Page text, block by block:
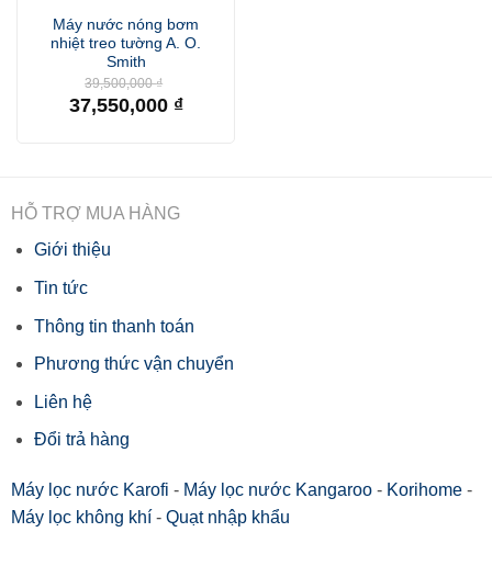
Máy nước nóng bơm
nhiệt treo tường A. O.
Smith
39,500,000₫
gốc
là:
37,550,000 ₫
Giá
HỖ TRỢ MUA HÀNG
Giới thiệu
Tin tức
Thông tin thanh toán
Phương thức vận chuyển
Liên hệ
Đổi trả hàng
Máy lọc nước Karofi - Máy lọc nước Kangaroo- Korihome-
Máy lọc không khí- Quạt nhập khẩu